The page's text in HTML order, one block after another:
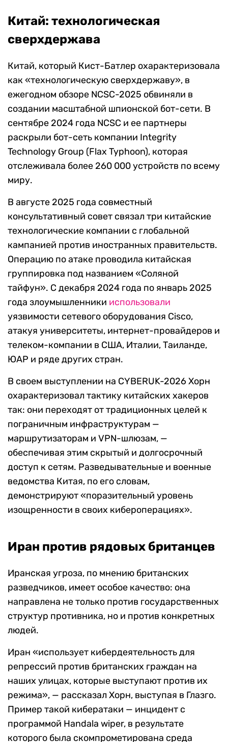
Китай: технологическая
сверхдержава
Китай, который Кист-Батлер охарактеризовала
как «технологическую сверхдержаву», в
ежегодном обзоре NCSC-2025 обвиняли в
создании масштабной шпионской бот-сети. В
сентябре 2024 года NCSC и ее партнеры
раскрыли бот-сеть компании Integrity
Technology Group (Flax Typhoon), которая
отслеживала более 260 000 устройств по всему
миру.
В августе 2025 года совместный
консультативный совет связал три китайские
технологические компании с глобальной
кампанией против иностранных правительств.
Операцию по атаке проводила китайская
группировка под названием «Соляной
тайфун». С декабря 2024 года по январь 2025
года злоумышленники использовали
уязвимости сетевого оборудования Cisco,
атакуя университеты, интернет-провайдеров и
телеком-компании в США, Италии, Таиланде,
ЮАР и ряде других стран.
В своем выступлении на CYBERUK-2026 Хорн
охарактеризовал тактику китайских хакеров
так: они переходят от традиционных целей к
пограничным инфраструктурам —
маршрутизаторам и VPN-шлюзам, —
обеспечивая этим скрытый и долгосрочный
доступ к сетям. Разведывательные и военные
ведомства Китая, по его словам,
демонстрируют «поразительный уровень
изощренности в своих кибероперациях».
Иран против рядовых британцев
Иранская угроза, по мнению британских
разведчиков, имеет особое качество: она
направлена не только против государственных
структур противника, но и против конкретных
людей.
Иран «использует кибердеятельность для
репрессий против британских граждан на
наших улицах, которые выступают против их
режима», — рассказал Хорн, выступая в Глазго.
Пример такой кибератаки — инцидент с
программой Handala wiper, в результате
которого была скомпрометирована среда